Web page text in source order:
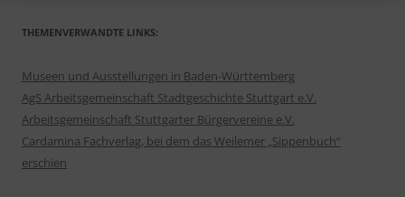
THEMENVERWANDTE LINKS:
Museen und Ausstellungen in Baden-Württemberg
AgS Arbeitsgemeinschaft Stadtgeschichte Stuttgart e.V.
Arbeitsgemeinschaft Stuttgarter Bürgervereine e.V.
Cardamina Fachverlag, bei dem das Weilemer „Sippenbuch“
erschien